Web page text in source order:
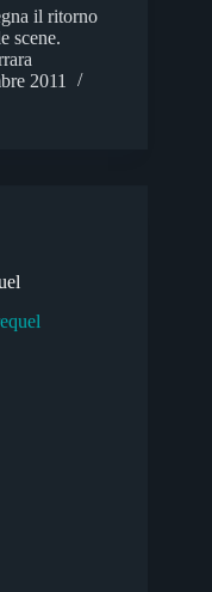
il ritorno
scene.
2011